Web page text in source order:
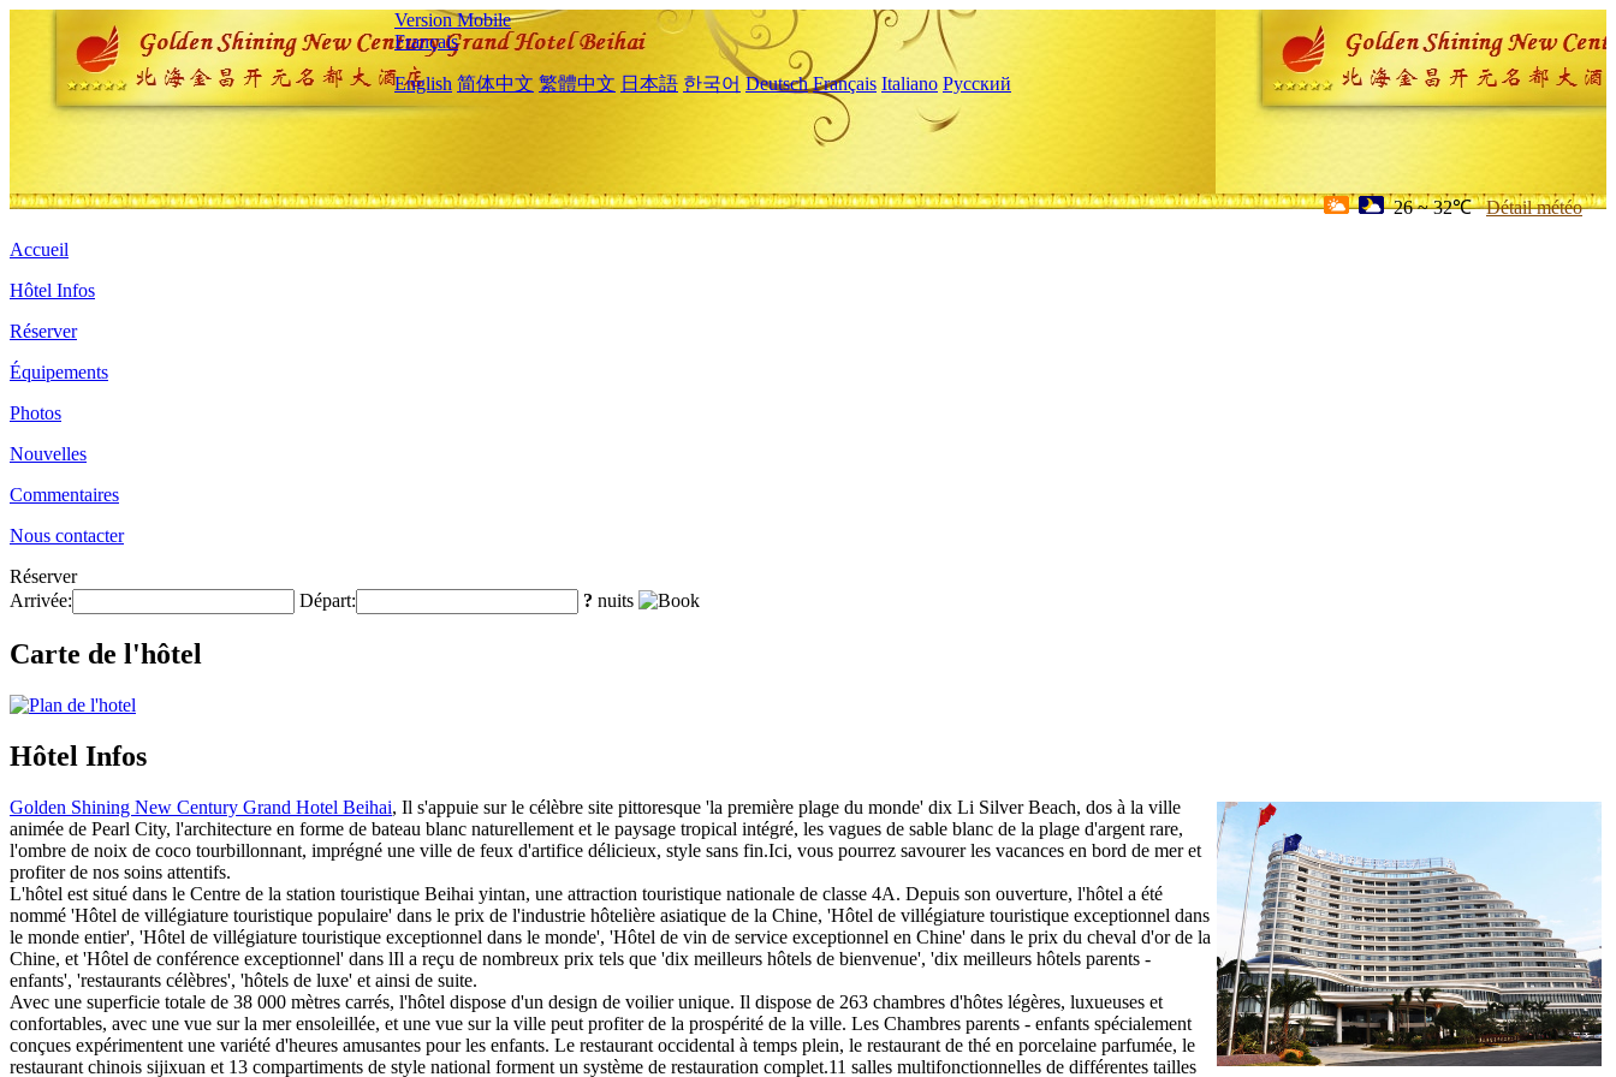
Version Mobile
Français
English 简体中文 繁體中文 日本語 한국어 Deutsch Français Italiano Русский
26 ~ 32℃ Détail météo
Accueil
Hôtel Infos
Réserver
Équipements
Photos
Nouvelles
Commentaires
Nous contacter
Réserver
Arrivée:
Départ: ? nuits
Carte de l'hôtel
Hôtel Infos
Golden Shining New Century Grand Hotel Beihai, Il s'appuie sur le célèbre site pittoresque 'la première plage du monde' dix Li Silver Beach, dos à la ville
animée de Pearl City, l'architecture en forme de bateau blanc naturellement et le paysage tropical intégré, les vagues de sable blanc de la plage d'argent rare,
l'ombre de noix de coco tourbillonnant, imprégné une ville de feux d'artifice délicieux, style sans fin.Ici, vous pourrez savourer les vacances en bord de mer et
profiter de nos soins attentifs.
L'hôtel est situé dans le Centre de la station touristique Beihai yintan, une attraction touristique nationale de classe 4A. Depuis son ouverture, l'hôtel a été
nommé 'Hôtel de villégiature touristique populaire' dans le prix de l'industrie hôtelière asiatique de la Chine, 'Hôtel de villégiature touristique exceptionnel dans
le monde entier', 'Hôtel de villégiature touristique exceptionnel dans le monde', 'Hôtel de vin de service exceptionnel en Chine' dans le prix du cheval d'or de la
Chine, et 'Hôtel de conférence exceptionnel' dans lIl a reçu de nombreux prix tels que 'dix meilleurs hôtels de bienvenue', 'dix meilleurs hôtels parents -
enfants', 'restaurants célèbres', 'hôtels de luxe' et ainsi de suite.
Avec une superficie totale de 38 000 mètres carrés, l'hôtel dispose d'un design de voilier unique. Il dispose de 263 chambres d'hôtes légères, luxueuses et
confortables, avec une vue sur la mer ensoleillée, et une vue sur la ville peut profiter de la prospérité de la ville. Les Chambres parents - enfants spécialement
conçues expérimentent une variété d'heures amusantes pour les enfants. Le restaurant occidental à temps plein, le restaurant de thé en porcelaine parfumée, le
restaurant chinois sijixuan et 13 compartiments de style national forment un système de restauration complet.11 salles multifonctionnelles de différentes tailles